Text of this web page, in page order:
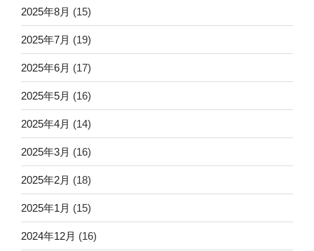
2025年8月 (15)
2025年7月 (19)
2025年6月 (17)
2025年5月 (16)
2025年4月 (14)
2025年3月 (16)
2025年2月 (18)
2025年1月 (15)
2024年12月 (16)